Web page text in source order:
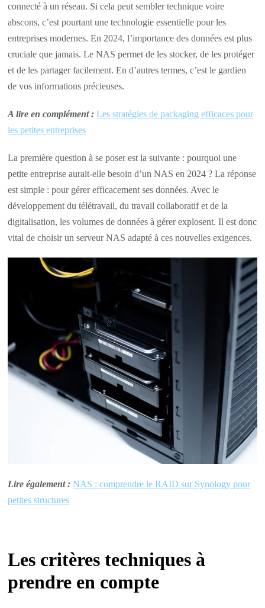
connecté à un réseau. Si cela peut sembler technique voire
abscons, c’est pourtant une technologie essentielle pour les
entreprises modernes. En 2024, l’importance des données est plus
cruciale que jamais. Le NAS permet de les stocker, de les protéger
et de les partager facilement. En d’autres termes, c’est le gardien
de vos informations précieuses.
A lire en complément : Les stratégies de packaging efficaces pour
les petites entreprises
La première question à se poser est la suivante : pourquoi une
petite entreprise aurait-elle besoin d’un NAS en 2024 ? La réponse
est simple : pour gérer efficacement ses données. Avec le
développement du télétravail, du travail collaboratif et de la
digitalisation, les volumes de données à gérer explosent. Il est donc
vital de choisir un serveur NAS adapté à ces nouvelles exigences.
Lire également : NAS : comprendre le RAID sur Synology pour
petites structures
Les critères techniques à
prendre en compte